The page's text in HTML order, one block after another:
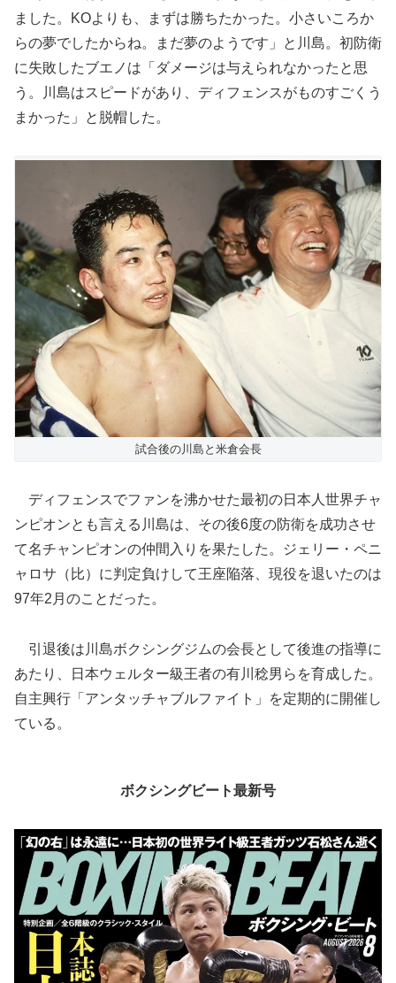
ました。KOよりも、まずは勝ちたかった。小さいころか
らの夢でしたからね。まだ夢のようです」と川島。初防衛
に失敗したブエノは「ダメージは与えられなかったと思
う。川島はスピードがあり、ディフェンスがものすごくう
まかった」と脱帽した。
試合後の川島と米倉会長
ディフェンスでファンを沸かせた最初の日本人世界チャ
ンピオンとも言える川島は、その後6度の防衛を成功させ
て名チャンピオンの仲間入りを果たした。ジェリー・ペニ
ャロサ（比）に判定負けして王座陥落、現役を退いたのは
97年2月のことだった。
引退後は川島ボクシングジムの会長として後進の指導に
あたり、日本ウェルター級王者の有川稔男らを育成した。
自主興行「アンタッチャブルファイト」を定期的に開催し
ている。
ボクシングビート最新号